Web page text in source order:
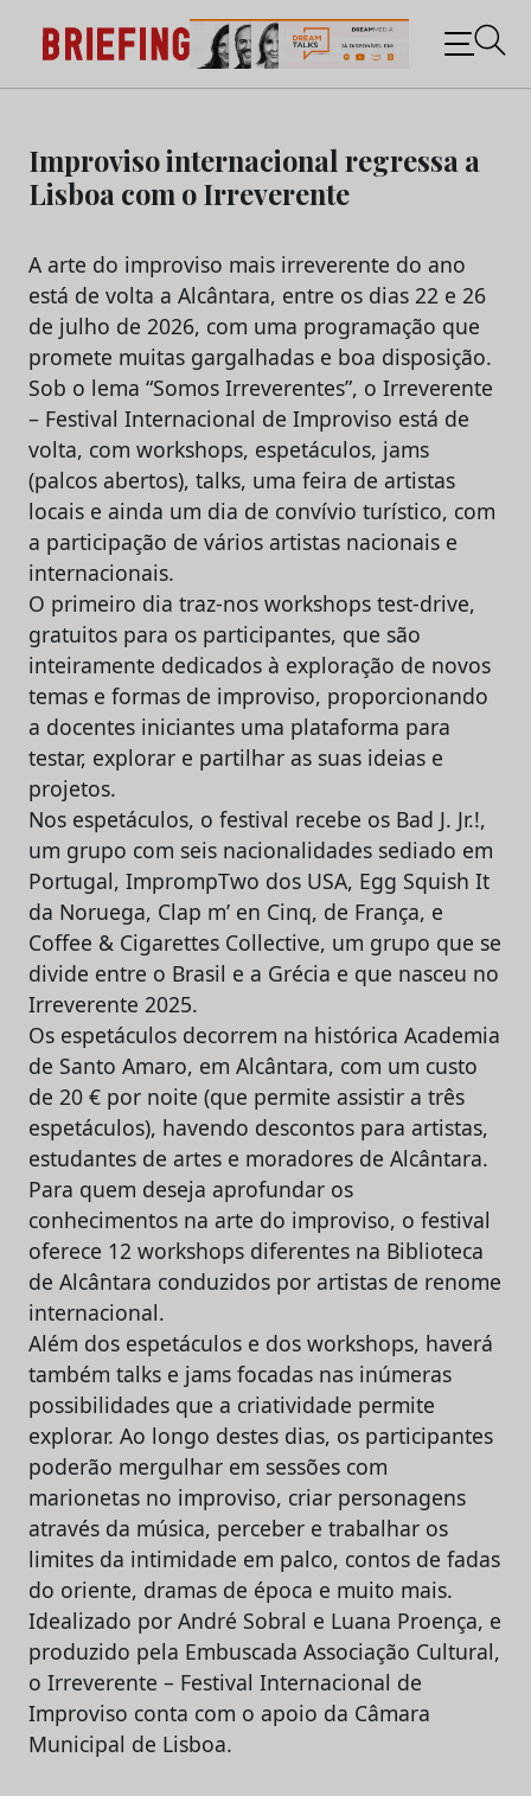
content
Briefing: Todas as notícias sobre os negócios do
Marketing e da Publicidade
Improviso internacional regressa a
Lisboa com o Irreverente
A arte do improviso mais irreverente do ano
está de volta a Alcântara, entre os dias 22 e 26
de julho de 2026, com uma programação que
promete muitas gargalhadas e boa disposição.
Sob o lema “Somos Irreverentes”, o Irreverente
– Festival Internacional de Improviso está de
volta, com workshops, espetáculos, jams
(palcos abertos), talks, uma feira de artistas
locais e ainda um dia de convívio turístico, com
a participação de vários artistas nacionais e
internacionais.
O primeiro dia traz-nos workshops test-drive,
gratuitos para os participantes, que são
inteiramente dedicados à exploração de novos
temas e formas de improviso, proporcionando
a docentes iniciantes uma plataforma para
testar, explorar e partilhar as suas ideias e
projetos.
Nos espetáculos, o festival recebe os Bad J. Jr.!,
um grupo com seis nacionalidades sediado em
Portugal, ImprompTwo dos USA, Egg Squish It
da Noruega, Clap m’ en Cinq, de França, e
Coffee & Cigarettes Collective, um grupo que se
divide entre o Brasil e a Grécia e que nasceu no
Irreverente 2025.
Os espetáculos decorrem na histórica Academia
de Santo Amaro, em Alcântara, com um custo
de 20 € por noite (que permite assistir a três
espetáculos), havendo descontos para artistas,
estudantes de artes e moradores de Alcântara.
Para quem deseja aprofundar os
conhecimentos na arte do improviso, o festival
oferece 12 workshops diferentes na Biblioteca
de Alcântara conduzidos por artistas de renome
internacional.
Além dos espetáculos e dos workshops, haverá
também talks e jams focadas nas inúmeras
possibilidades que a criatividade permite
explorar. Ao longo destes dias, os participantes
poderão mergulhar em sessões com
marionetas no improviso, criar personagens
através da música, perceber e trabalhar os
limites da intimidade em palco, contos de fadas
do oriente, dramas de época e muito mais.
Idealizado por André Sobral e Luana Proença, e
produzido pela Embuscada Associação Cultural,
o Irreverente – Festival Internacional de
Improviso conta com o apoio da Câmara
Municipal de Lisboa.